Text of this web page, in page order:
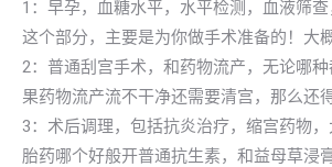
1：早孕，血糖水平，水平检测，血液筛查
这个部分，主要是为你做手术准备的！大概
2：普通刮宫手术，和药物流产，无论哪
果药物流产流不干净还需要清宫，那么还
3：术后调理，包括抗炎治疗，缩宫药物
胎药哪个好般开普通抗生素，和益母草浸膏